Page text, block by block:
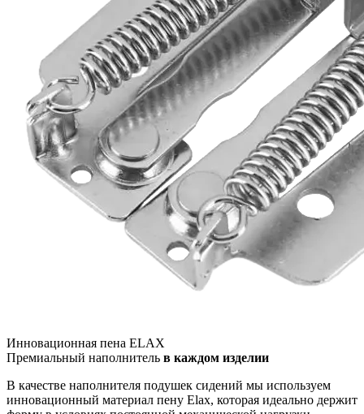
Инновационная пена ELAX
Премиальный наполнитель в каждом изделии
В качестве наполнителя подушек сидений мы используем
инновационный материал пену Elax, которая идеально держит